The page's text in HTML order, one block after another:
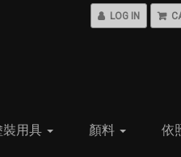
LOG IN
裝用具 顏料 依